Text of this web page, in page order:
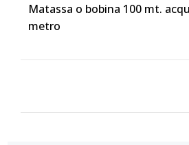
Matassa o bobina 100 mt.
metro